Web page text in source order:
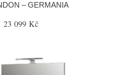
– GERMANIA
23 099 Kč